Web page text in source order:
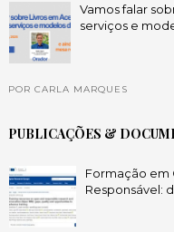
Vamos falar
serviços e
POR CARLA MARQUES
PUBLICAÇÕES &
Formação em
Responsável: